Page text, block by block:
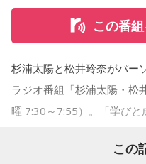
経つにつれ、喪失感や絶望
ちがわきあがり、仕事中
いと告げ、今は仕事上の話
悪くなり、お互い、居心地
て、また、日常のLINEで
この番
杉浦太陽と松井玲奈がパー
ラジオ番組「杉浦太陽・松
曜 7:30～7:55）。「学びと
になる情報や気になるトピ
この